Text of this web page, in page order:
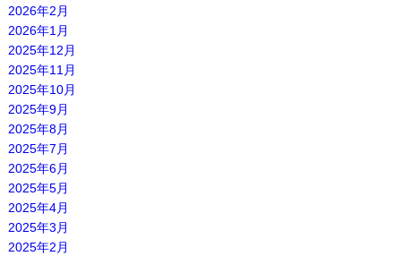
2026年2月
2026年1月
2025年12月
2025年11月
2025年10月
2025年9月
2025年8月
2025年7月
2025年6月
2025年5月
2025年4月
2025年3月
2025年2月